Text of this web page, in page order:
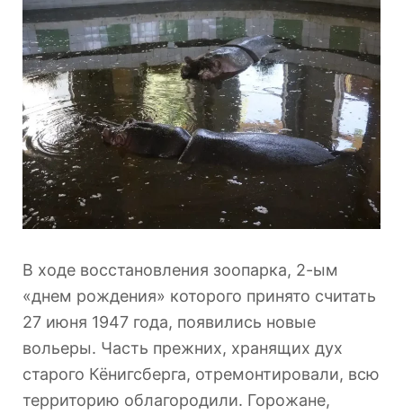
В ходе восстановления зоопарка, 2-ым
«днем рождения» которого принято считать
27 июня 1947 года, появились новые
вольеры. Часть прежних, хранящих дух
старого Кёнигсберга, отремонтировали, всю
территорию облагородили. Горожане,